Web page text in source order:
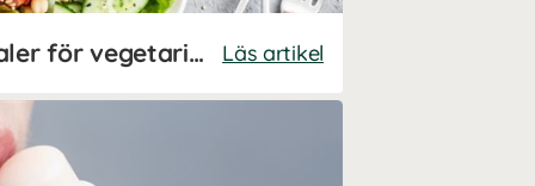
Vitaminer och mineraler för vegetarianer och veganer Läs artikel